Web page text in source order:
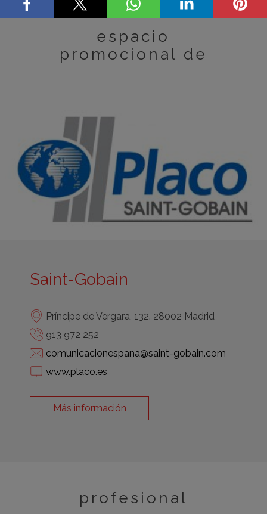
espacio
promocional de
Saint-Gobain
Príncipe de Vergara, 132. 28002 Madrid
913 972 252
comunicacionespana@saint-gobain.com
www.placo.es
Más información
profesional